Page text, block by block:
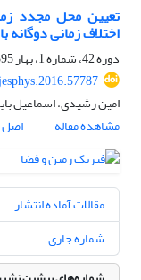
تعیین محل مجدد
اختلاف زمانی
دوره 42، شماره 1، بهار 1395، صفحه
امین رشیدی، اسماعیل
مشاهده مقاله
اصل
مقالات آماده انتشار
شماره جاری